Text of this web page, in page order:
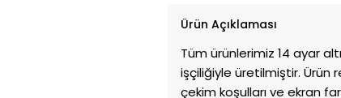
Ürün Açıklaması
Tüm ürünlerimiz 14 ayar
işçiliğiyle üretilmiştir. Ürün
çekim koşulları ve ekran